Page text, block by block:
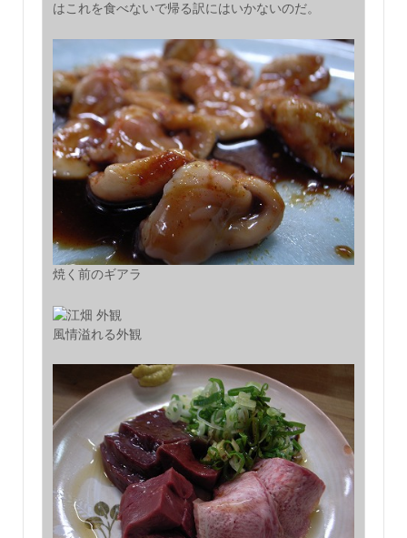
はこれを食べないで帰る訳にはいかないのだ。
焼く前のギアラ
風情溢れる外観